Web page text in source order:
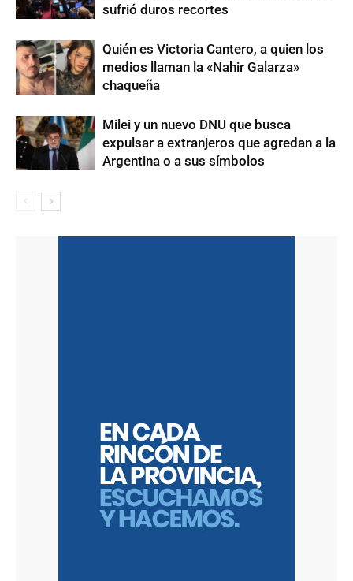
sufrió duros recortes
Quién es Victoria Cantero, a quien los
medios llaman la «Nahir Galarza»
chaqueña
Milei y un nuevo DNU que busca
expulsar a extranjeros que agredan a la
Argentina o a sus símbolos